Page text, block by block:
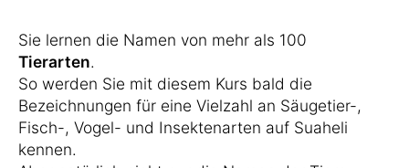
Sie lernen die Namen von mehr als 100
Tierarten.
So werden Sie mit diesem Kurs bald die
Bezeichnungen für eine Vielzahl an Säugetier-,
Fisch-, Vogel- und Insektenarten auf Suaheli
kennen.